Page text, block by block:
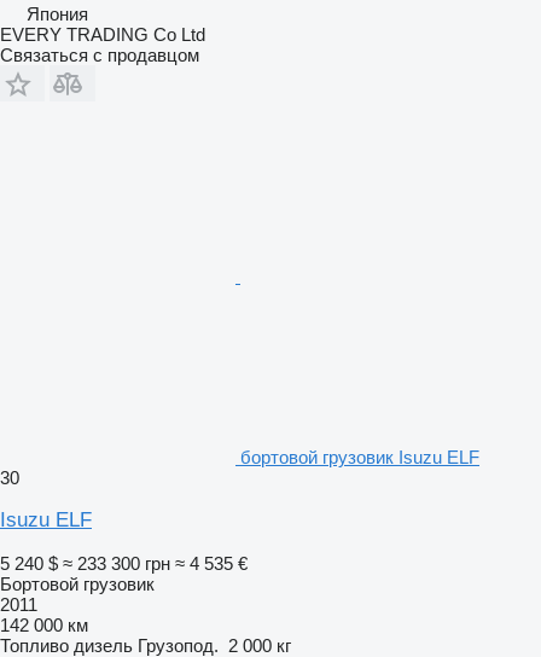
Япония
EVERY TRADING Co Ltd
Связаться с продавцом
бортовой грузовик Isuzu ELF
30
Isuzu ELF
5 240 $ ≈ 233 300 грн ≈ 4 535 €
Бортовой грузовик
2011
142 000 км
Топливо дизель Грузопод. 2 000 кг